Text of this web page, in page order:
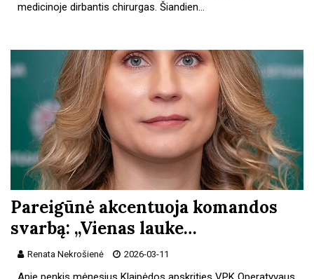
medicinoje dirbantis chirurgas. Šiandien…
Pareigūnė akcentuoja komandos
svarbą: „Vienas lauke…
Renata Nekrošienė 2026-03-11